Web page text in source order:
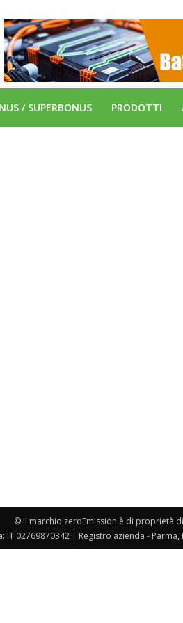
/ SUPERBONUS PRODOTTI
© Il marchio zeroEmission è di proprietà di
02769870342 | Registro azienda -